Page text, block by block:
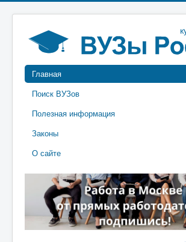
Главная
Поиск ВУЗов
Полезная информация
Законы
О сайте